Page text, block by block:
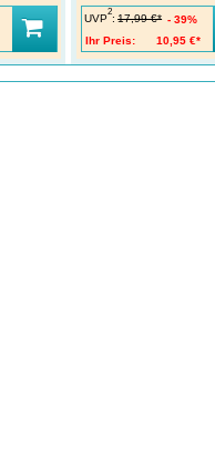
UVP
2
: 17,99 €*
Ihr Preis:
10,95 €*
39%